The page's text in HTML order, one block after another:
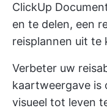
ClickUp
en te delen, een
reisplannen uit te
Verbeter uw
kaartweergave is
visueel tot leven